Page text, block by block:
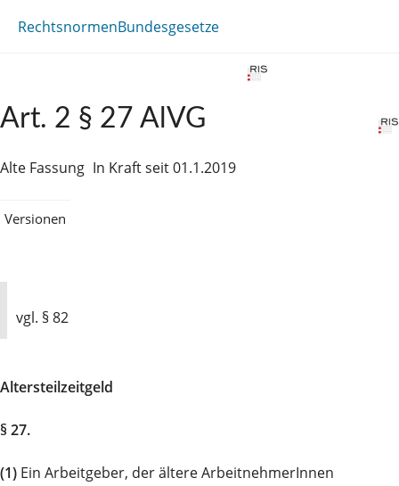
RechtsnormenBundesgesetze
Art. 2 § 27 AlVG
Alte Fassung In Kraft seit 01.1.2019
Versionen
vgl. § 82
Altersteilzeitgeld
§ 27.
(1) Ein Arbeitgeber, der ältere ArbeitnehmerInnen